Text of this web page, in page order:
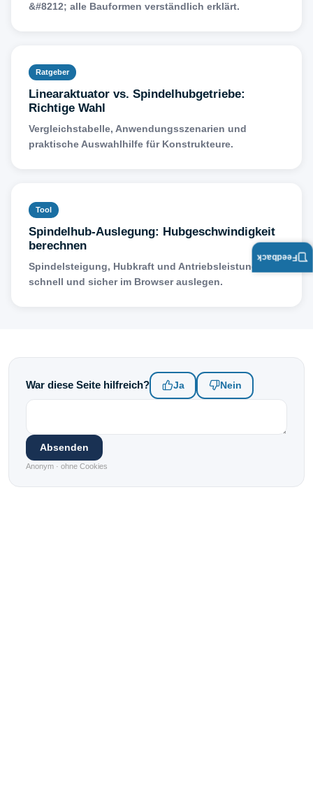
&#8212; alle Bauformen verständlich erklärt.
Ratgeber
Linearaktuator vs. Spindelhubgetriebe:
Richtige Wahl
Vergleichstabelle, Anwendungsszenarien und
praktische Auswahlhilfe für Konstrukteure.
Tool
Spindelhub-Auslegung: Hubgeschwindigkeit
berechnen
Spindelsteigung, Hubkraft und Antriebsleistung
schnell und sicher im Browser auslegen.
War diese Seite hilfreich? Ja Nein
Absenden
Anonym · ohne Cookies
Feedback